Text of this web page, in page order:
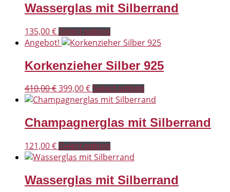
434,00 €417,00 €.
Wasserglas mit Silberrand
135,00€ Select options
Angebot!
Korkenzieher Silber 925
410,00€Ursprünglicher
Preis
410,00 €
399,00€Aktueller
Preis
399,00 €.
Select options
Champagnerglas mit Silberrand
121,00€ Select options
Wasserglas mit Silberrand